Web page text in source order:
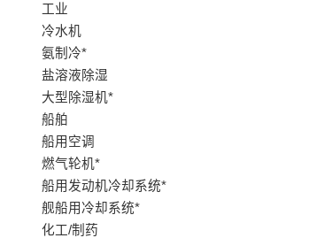
工业
冷水机
氨制冷*
盐溶液除湿
大型除湿机*
船舶
船用空调
燃气轮机*
船用发动机冷却系统*
舰船用冷却系统*
化工/制药